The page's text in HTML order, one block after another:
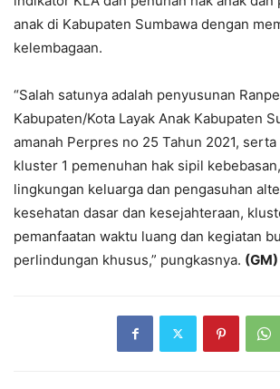
anak di Kabupaten Sumbawa dengan
kelembagaan.
“Salah satunya adalah penyusunan
Kabupaten/Kota Layak Anak Kabupaten
amanah Perpres no 25 Tahun 2021,
kluster 1 pemenuhan hak sipil
lingkungan keluarga dan pengasuhan
kesehatan dasar dan kesejahteraan,
pemanfaatan waktu luang dan kegiatan
perlindungan khusus,” pungkasnya. (GM)